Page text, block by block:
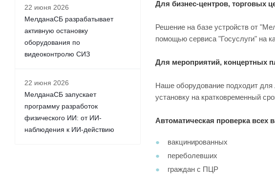
Для бизнес-центров, торговых
Решение на базе устройств от
помощью сервиса "Госуслуги" на
Для мероприятий, концертных
Наше оборудование подходит
установку на кратковременный
Автоматическая проверка всех
вакцинированных
переболевших
граждан с ПЦР
22 июня 2026
МелданаСБ разрабатывает
активную остановку
оборудования по
видеоконтролю СИЗ
22 июня 2026
МелданаСБ запускает
программу разработок
физического ИИ: от ИИ-
наблюдения к ИИ-действию